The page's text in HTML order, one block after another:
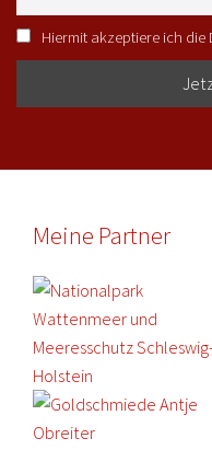
Hiermit akzeptiere ich
Meine Partner